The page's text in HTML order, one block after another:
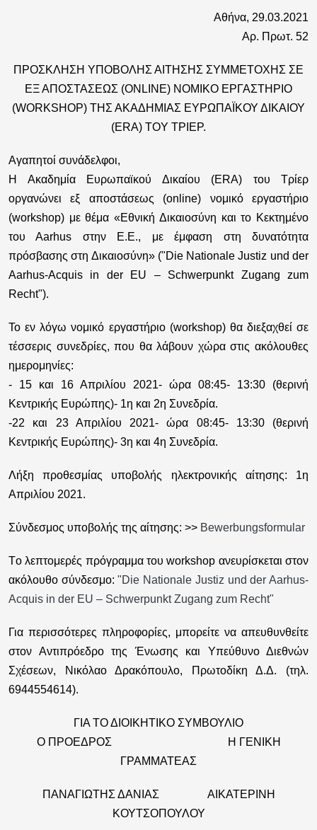
Αθήνα, 29.03.2021
Αρ. Πρωτ. 52
ΠΡΟΣΚΛΗΣΗ ΥΠΟΒΟΛΗΣ ΑΙΤΗΣΗΣ ΣΥΜΜΕΤΟΧΗΣ ΣΕ
ΕΞ ΑΠΟΣΤΑΣΕΩΣ (ΟΝLINE) ΝΟΜΙΚΟ ΕΡΓΑΣΤΗΡΙΟ
(WORKSHOP) THΣ ΑΚΑΔΗΜΙΑΣ ΕΥΡΩΠΑΪΚΟΥ ΔΙΚΑΙΟΥ
(ERA) TOY TΡΙΕΡ.
Αγαπητοί συνάδελφοι,
Η Ακαδημία Ευρωπαϊκού Δικαίου (ERA) του Τρίερ
οργανώνει εξ αποστάσεως (οnline) νομικό εργαστήριο
(workshop) με θέμα «Εθνική Δικαιοσύνη και το Κεκτημένο
του Αarhus στην Ε.Ε., με έμφαση στη δυνατότητα
πρόσβασης στη Δικαιοσύνη» ("Die Nationale Justiz und der
Aarhus-Acquis in der EU – Schwerpunkt Zugang zum
Recht").
Το εν λόγω νομικό εργαστήριο (workshop) θα διεξαχθεί σε
τέσσερις συνεδρίες, που θα λάβουν χώρα στις ακόλουθες
ημερομηνίες:
- 15 και 16 Απριλίου 2021- ώρα 08:45- 13:30 (θερινή
Kεντρικής Ευρώπης)- 1η και 2η Συνεδρία.
-22 και 23 Απριλίου 2021- ώρα 08:45- 13:30 (θερινή
Kεντρικής Ευρώπης)- 3η και 4η Συνεδρία.
Λήξη προθεσμίας υποβολής ηλεκτρονικής αίτησης: 1η
Απριλίου 2021.
Σύνδεσμος υποβολής της αίτησης: >> Bewerbungsformular
Tο λεπτομερές πρόγραμμα του workshop ανευρίσκεται στον
ακόλουθο σύνδεσμο:"Die Nationale Justiz und der Aarhus-
Acquis in der EU – Schwerpunkt Zugang zum Recht"
Για περισσότερες πληροφορίες, μπορείτε να απευθυνθείτε
στον Αντιπρόεδρο της Ένωσης και Υπεύθυνο Διεθνών
Σχέσεων, Νικόλαο Δρακόπουλο, Πρωτοδίκη Δ.Δ. (τηλ.
6944554614).
ΓΙΑ ΤΟ ΔΙΟΙΚΗΤΙΚΟ ΣΥΜΒΟΥΛΙΟ
Ο ΠΡΟΕΔΡΟΣ Η ΓΕΝΙΚΗ
ΓΡΑΜΜΑΤΕΑΣ
ΠΑΝΑΓΙΩΤΗΣ ΔΑΝΙΑΣ ΑΙΚΑΤΕΡΙΝΗ
ΚΟΥΤΣΟΠΟΥΛΟΥ